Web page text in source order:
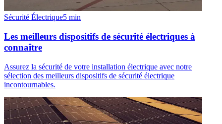
Sécurité Électrique5 min
Les meilleurs dispositifs de sécurité électriques à
connaître
Assurez la sécurité de votre installation électrique avec notre
sélection des meilleurs dispositifs de sécurité électrique
incontournables.